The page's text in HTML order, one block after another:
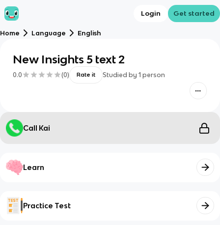
Login Get started
Home Language English
New Insights 5 text 2
0.0 (0) Rate it Studied by 1 person
Call Kai
Learn
Practice Test